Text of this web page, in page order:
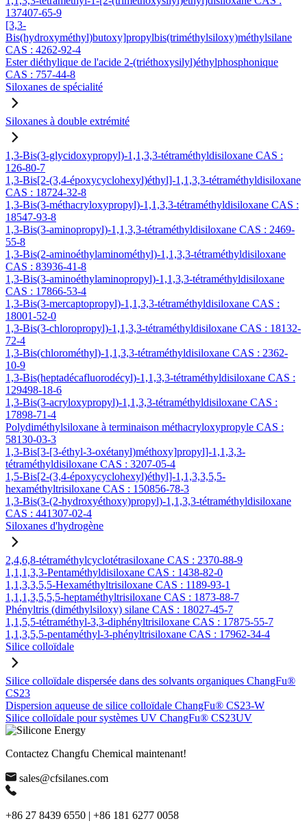
137407-65-9
[3,3-
Bis(hydroxyméthyl)butoxy]propylbis(triméthylsiloxy)méthylsilane
CAS : 4262-92-4
Ester diéthylique de l'acide 2-(triéthoxysilyl)éthylphosphonique
CAS : 757-44-8
Siloxanes de spécialité
Siloxanes à double extrémité
1,3-Bis(3-glycidoxypropyl)-1,1,3,3-tétraméthyldisiloxane CAS :
126-80-7
1,3-Bis[2-(3,4-époxycyclohexyl)éthyl]-1,1,3,3-tétraméthyldisiloxane
CAS : 18724-32-8
1,3-Bis(3-méthacryloxypropyl)-1,1,3,3-tétraméthyldisiloxane CAS :
18547-93-8
1,3-Bis(3-aminopropyl)-1,1,3,3-tétraméthyldisiloxane CAS : 2469-
55-8
1,3-Bis(2-aminoéthylaminométhyl)-1,1,3,3-tétraméthyldisiloxane
CAS : 83936-41-8
1,3-Bis(3-aminoéthylaminopropyl)-1,1,3,3-tétraméthyldisiloxane
CAS : 17866-53-4
1,3-Bis(3-mercaptopropyl)-1,1,3,3-tétraméthyldisiloxane CAS :
18001-52-0
1,3-Bis(3-chloropropyl)-1,1,3,3-tétraméthyldisiloxane CAS : 18132-
72-4
1,3-Bis(chlorométhyl)-1,1,3,3-tétraméthyldisiloxane CAS : 2362-
10-9
1,3-Bis(heptadécafluorodécyl)-1,1,3,3-tétraméthyldisiloxane CAS :
129498-18-6
1,3-Bis(3-acryloxypropyl)-1,1,3,3-tétraméthyldisiloxane CAS :
17898-71-4
Polydiméthylsiloxane à terminaison méthacryloxypropyle CAS :
58130-03-3
1,3-Bis[3-[3-éthyl-3-oxétanyl)méthoxy]propyl]-1,1,3,3-
tétraméthyldisiloxane CAS : 3207-05-4
1,5-Bis[2-(3,4-époxycyclohexyl)éthyl]-1,1,3,3,5,5-
hexaméthyltrisiloxane CAS : 150856-78-3
1,3-Bis(3-(2-hydroxyéthoxy)propyl)-1,1,3,3-tétraméthyldisiloxane
CAS : 441307-02-4
Siloxanes d'hydrogène
2,4,6,8-tétraméthylcyclotétrasiloxane CAS : 2370-88-9
1,1,1,3,3-Pentaméthyldisiloxane CAS : 1438-82-0
1,1,3,3,5,5-Hexaméthyltrisiloxane CAS : 1189-93-1
1,1,1,3,5,5,5-heptaméthyltrisiloxane CAS : 1873-88-7
Phényltris (diméthylsiloxy) silane CAS : 18027-45-7
1,1,5,5-tétraméthyl-3,3-diphényltrisiloxane CAS : 17875-55-7
1,1,3,5,5-pentaméthyl-3-phényltrisiloxane CAS : 17962-34-4
Silice colloïdale
Silice colloïdale dispersée dans des solvants organiques ChangFu®
CS23
Dispersion aqueuse de silice colloïdale ChangFu® CS23-W
Silice colloïdale pour systèmes UV ChangFu® CS23UV
Contactez Changfu Chemical maintenant!
sales@cfsilanes.com
+86 27 8439 6550 | +86 181 6277 0058